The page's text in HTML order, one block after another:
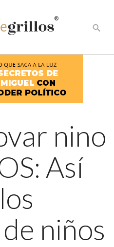
®
search
nino
Así
niños